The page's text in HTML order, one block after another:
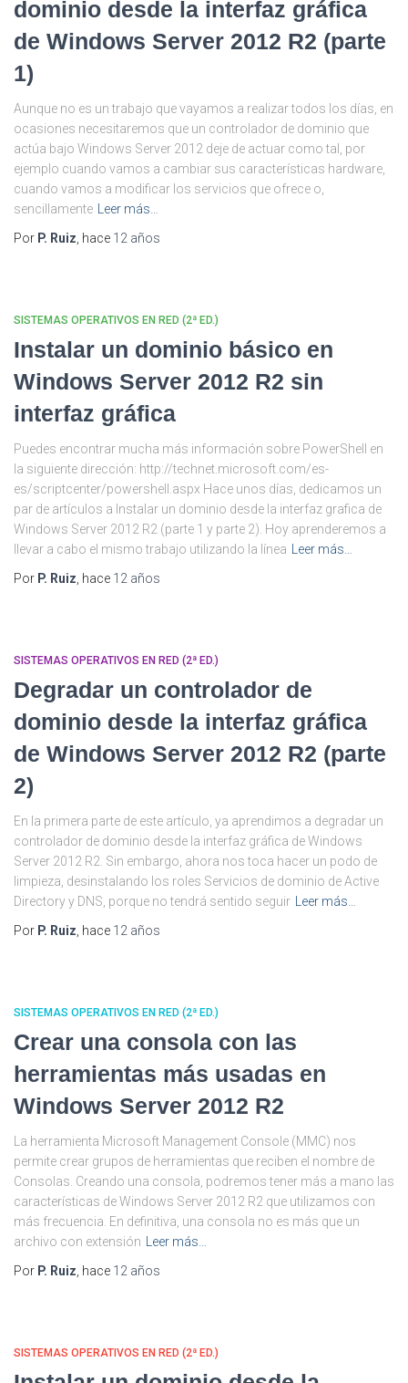
dominio desde la interfaz gráfica
de Windows Server 2012 R2 (parte
1)
Aunque no es un trabajo que vayamos a realizar todos los días, en
ocasiones necesitaremos que un controlador de dominio que
actúa bajo Windows Server 2012 deje de actuar como tal, por
ejemplo cuando vamos a cambiar sus características hardware,
cuando vamos a modificar los servicios que ofrece o,
sencillamente
Leer más…
Por P. Ruiz , hace 12 años
SISTEMAS OPERATIVOS EN RED (2ª ED.)
Instalar un dominio básico en
Windows Server 2012 R2 sin
interfaz gráfica
Puedes encontrar mucha más información sobre PowerShell en
la siguiente dirección: http://technet.microsoft.com/es-
es/scriptcenter/powershell.aspx Hace unos días, dedicamos un
par de artículos a Instalar un dominio desde la interfaz grafica de
Windows Server 2012 R2 (parte 1 y parte 2). Hoy aprenderemos a
llevar a cabo el mismo trabajo utilizando la línea
Leer más…
Por P. Ruiz , hace 12 años
SISTEMAS OPERATIVOS EN RED (2ª ED.)
Degradar un controlador de
dominio desde la interfaz gráfica
de Windows Server 2012 R2 (parte
2)
En la primera parte de este artículo, ya aprendimos a degradar un
controlador de dominio desde la interfaz gráfica de Windows
Server 2012 R2. Sin embargo, ahora nos toca hacer un podo de
limpieza, desinstalando los roles Servicios de dominio de Active
Directory y DNS, porque no tendrá sentido seguir
Leer más…
Por P. Ruiz , hace 12 años
SISTEMAS OPERATIVOS EN RED (2ª ED.)
Crear una consola con las
herramientas más usadas en
Windows Server 2012 R2
La herramienta Microsoft Management Console (MMC) nos
permite crear grupos de herramientas que reciben el nombre de
Consolas. Creando una consola, podremos tener más a mano las
características de Windows Server 2012 R2 que utilizamos con
más frecuencia. En definitiva, una consola no es más que un
archivo con extensión
Leer más…
Por P. Ruiz , hace 12 años
SISTEMAS OPERATIVOS EN RED (2ª ED.)